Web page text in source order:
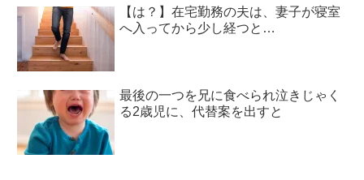
【は？】在宅勤務の夫は、妻子が寝室
へ入ってから少し経つと…
最後の一つを兄に食べられ泣きじゃく
る2歳児に、代替案を出すと